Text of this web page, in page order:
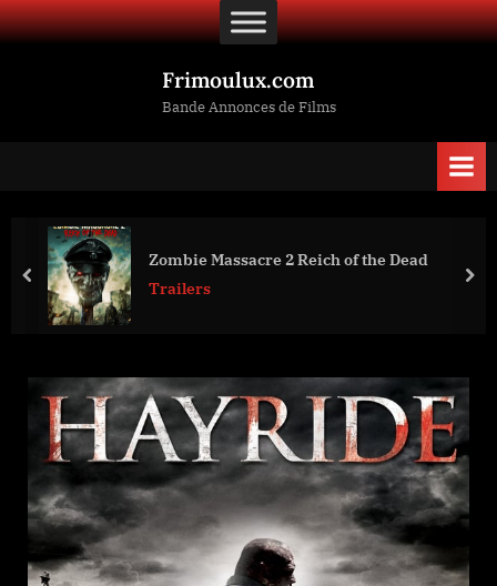
Skip
to
Frimoulux.com
Bande Annonces de Films
Zombie Massacre 2 Reich of the Dead
Trailers
prev